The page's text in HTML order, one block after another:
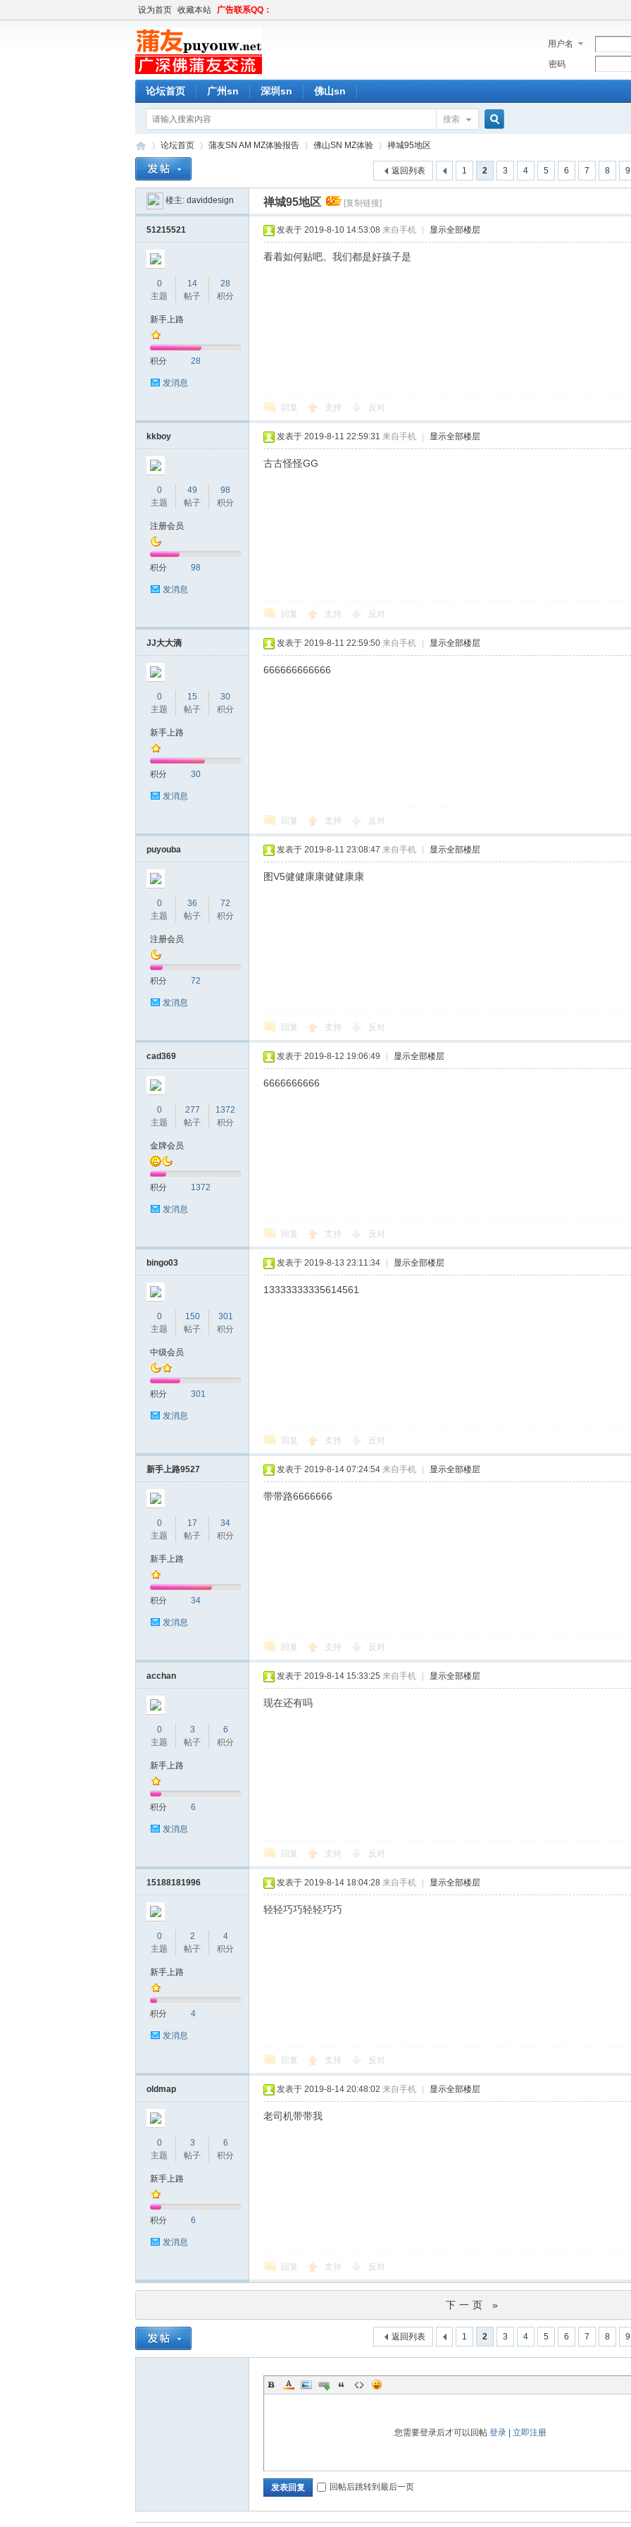
设为首页 收藏本站 广告联系QQ：
用户名
密码
论坛首页 广州sn 深圳sn 佛山sn
搜索
论
圳
品
»
论坛首页
›
蒲友SN AM MZ体验报告
›
佛山SN MZ体验
›
禅城95地区
1 2 3 4 5 6 7 8 9
返回列表
楼主: daviddesign 禅城95地区 [复制链接]
51215521
0
主题
14
帖子
28
积分
新手上路
积分 28
发消息
发表于 2019-8-10 14:53:08 来自手机 显示全部楼层
看着如何贴吧。我们都是好孩子是
回复 支持 反对
kkboy
0
主题
49
帖子
98
积分
注册会员
积分 98
发消息
发表于 2019-8-11 22:59:31 来自手机 显示全部楼层
古古怪怪GG
回复 支持 反对
JJ大大滴
0
主题
15
帖子
30
积分
新手上路
积分 30
发消息
发表于 2019-8-11 22:59:50 来自手机 显示全部楼层
666666666666
回复 支持 反对
puyouba
0
主题
36
帖子
72
积分
注册会员
积分 72
发消息
发表于 2019-8-11 23:08:47 来自手机 显示全部楼层
图V5健健康康健健康康
回复 支持 反对
cad369
0
主题
277
帖子
1372
积分
金牌会员
积分 1372
发消息
发表于 2019-8-12 19:06:49 显示全部楼层
6666666666
回复 支持 反对
bingo03
0
主题
150
帖子
301
积分
中级会员
积分 301
发消息
发表于 2019-8-13 23:11:34 显示全部楼层
13333333335614561
回复 支持 反对
新手上路9527
0
主题
17
帖子
34
积分
新手上路
积分 34
发消息
发表于 2019-8-14 07:24:54 来自手机 显示全部楼层
带带路6666666
回复 支持 反对
acchan
0
主题
3
帖子
6
积分
新手上路
积分 6
发消息
发表于 2019-8-14 15:33:25 来自手机 显示全部楼层
现在还有吗
回复 支持 反对
15188181996
0
主题
2
帖子
4
积分
新手上路
积分 4
发消息
发表于 2019-8-14 18:04:28 来自手机 显示全部楼层
轻轻巧巧轻轻巧巧
回复 支持 反对
oldmap
0
主题
3
帖子
6
积分
新手上路
积分 6
发消息
发表于 2019-8-14 20:48:02 来自手机 显示全部楼层
老司机带带我
回复 支持 反对
下一页 »
1 2 3 4 5 6 7 8 9
返回列表
您需要登录后才可以回帖 登录| 立即注册
发表回复 回帖后跳转到最后一页